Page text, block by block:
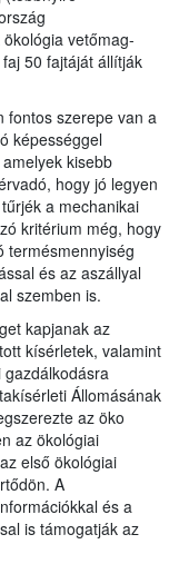
vetőmag-
50 fajtáját állítják
fontos szerepe van a
képességgel
kisebb
hogy jó legyen
a mechanikai
kritérium még, hogy
termésmennyiség
és az aszállyal
szemben is.
kapjanak az
kísérletek, valamint
gazdálkodásra
Állomásának
az öko
az ökológiai
első ökológiai
A
és a
is támogatják az